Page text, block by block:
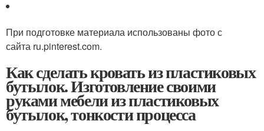
При подготовке материала использованы фото с
сайта ru.pinterest.com.
Как сделать кровать из пластиковых
бутылок. Изготовление своими
руками мебели из пластиковых
бутылок, тонкости процесса